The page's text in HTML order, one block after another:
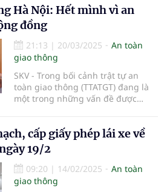
Hà Nội: Hết mình vì an
đồng
21:13 | 20/03/2025
An toàn
giao thông
SKV - Trong bối cảnh trật tự an
toàn giao thông (TTATGT) đang là
một trong những vấn đề được
không ngừng nỗ lực nhằm nâng
cao nhận thức và ý thức chấp hành
pháp luật của người dân.
cấp giấy phép lái xe về
19/2
09:20 | 14/02/2025
An toàn
giao thông